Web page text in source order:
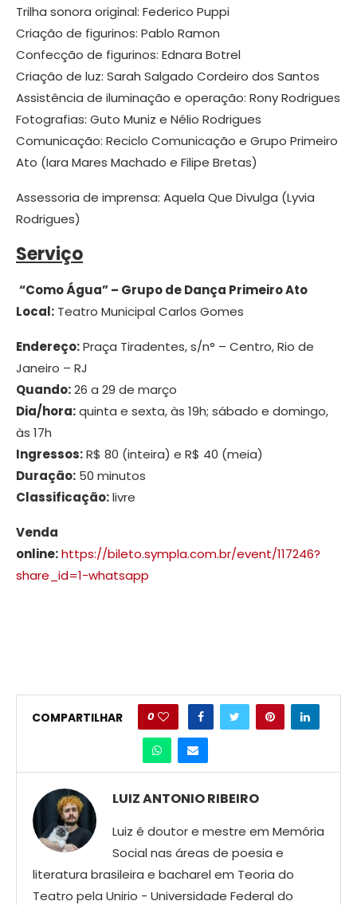
Trilha sonora original: Federico Puppi
Criação de figurinos: Pablo Ramon
Confecção de figurinos: Ednara Botrel
Criação de luz: Sarah Salgado Cordeiro dos Santos
Assistência de iluminação e operação: Rony Rodrigues
Fotografias: Guto Muniz e Nélio Rodrigues
Comunicação: Reciclo Comunicação e Grupo Primeiro
Ato (Iara Mares Machado e Filipe Bretas)
Assessoria de imprensa: Aquela Que Divulga (Lyvia
Rodrigues)
Serviço
“Como Água” – Grupo de Dança Primeiro Ato
Local: Teatro Municipal Carlos Gomes
Endereço:Praça Tiradentes, s/n° – Centro, Rio de
Janeiro – RJ
Quando:26 a 29 de março
Dia/hora:quinta e sexta, às 19h; sábado e domingo,
às 17h
Ingressos:R$ 80 (inteira) e R$ 40 (meia)
Duração: 50 minutos
Classificação:livre
Venda
online:https://bileto.sympla.com.br/event/117246?
share_id=1-whatsapp
COMPARTILHAR 0
LUIZ ANTONIO RIBEIRO
Luiz é doutor e mestre em Memória
Social nas áreas de poesia e
literatura brasileira e bacharel em Teoria do
Teatro pela Unirio - Universidade Federal do